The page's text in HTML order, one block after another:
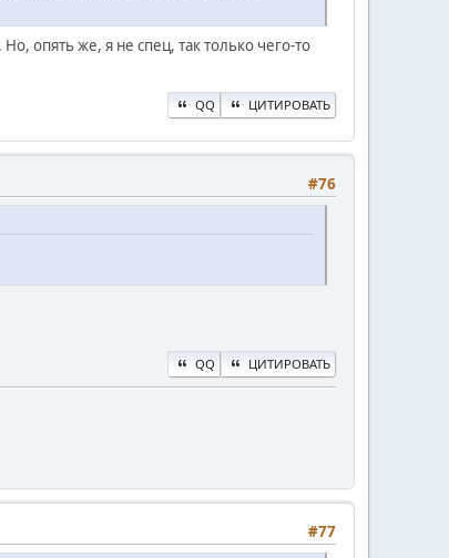
опять же, я не спец, так только чего-то
QQ ЦИТИРОВАТЬ
#76
QQ ЦИТИРОВАТЬ
#77